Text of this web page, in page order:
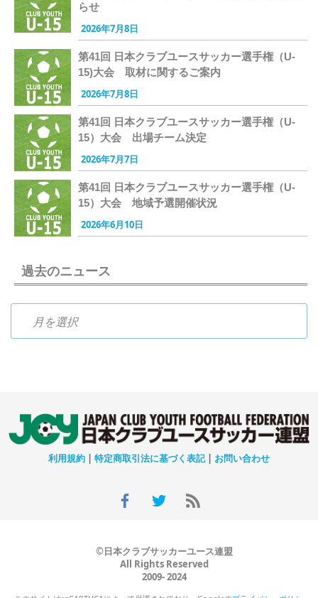
らせ
2026年7月8日
第41回 日本クラブユースサッカー選手権（U-
15)大会 取材に関するご案内
2026年7月8日
第41回 日本クラブユースサッカー選手権（U-
15）大会 出場チーム決定
2026年7月7日
第41回 日本クラブユースサッカー選手権（U-
15）大会 地域予選開催状況
2026年6月10日
過去のニュース
利用規約 | 特定商取引法に基づく表記| お問い合わせ
©日本クラブサッカーユース連盟
All Rights Reserved
2009- 2024